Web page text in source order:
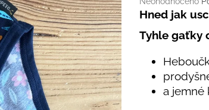
hodnocení
produktu
je
hvězdiček.
Hned jak
Tyhle gaťky
a jemné
Doporučujeme
ČEPICE UV 30 SVĚTLE MODRÁ